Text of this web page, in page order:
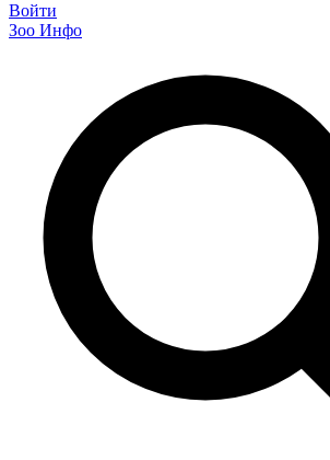
Войти
Зоо Инфо